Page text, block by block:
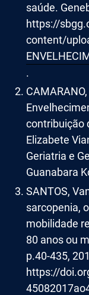
saúde.
https://
content/
.
contribuição
Elizabete
Geriatria e
Guanabara
SANTOS,
sarcopenia,
mobilidade
80 anos ou
p.40-435,
https://